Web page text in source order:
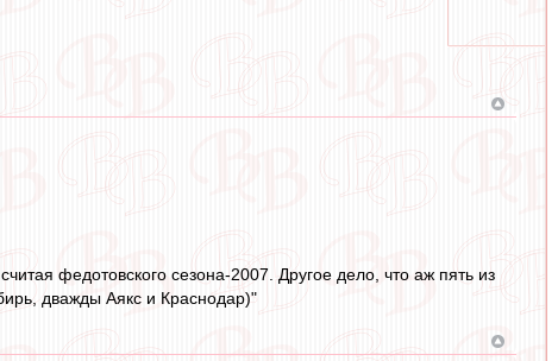
федотовского сезона-2007. Другое дело, что аж пять из
дважды Аякс и Краснодар)"